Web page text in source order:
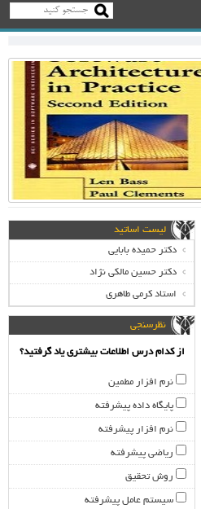
لیست اساتید
دکتر حمیده بابایی
دکتر حسین مالکی نژاد
استاد کرمی طاهری
نظرسنجی
از کدام درس اطلاعات بیشتری یاد گرفتید؟
نرم افزار مطمین
پایگاه داده پیشرفته
نرم افزار پیشرفته
ریاضی پیشرفته
روش تحقیق
سیستم عامل پیشرفته